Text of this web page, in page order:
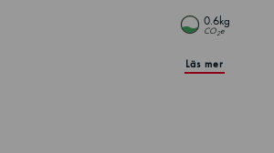
0.6kg
CO2e
Läs mer